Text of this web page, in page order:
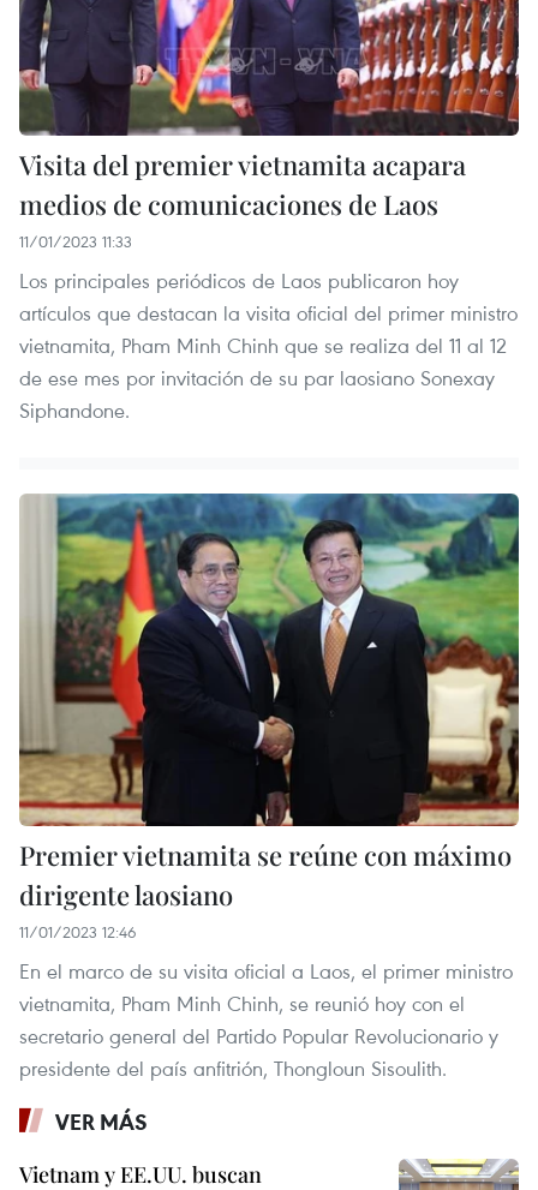
Visita del premier vietnamita acapara
medios de comunicaciones de Laos
11/01/2023 11:33
Los principales periódicos de Laos publicaron hoy
artículos que destacan la visita oficial del primer ministro
vietnamita, Pham Minh Chinh que se realiza del 11 al 12
de ese mes por invitación de su par laosiano Sonexay
Siphandone.
Premier vietnamita se reúne con máximo
dirigente laosiano
11/01/2023 12:46
En el marco de su visita oficial a Laos, el primer ministro
vietnamita, Pham Minh Chinh, se reunió hoy con el
secretario general del Partido Popular Revolucionario y
presidente del país anfitrión, Thongloun Sisoulith.
VER MÁS
Vietnam y EE.UU. buscan